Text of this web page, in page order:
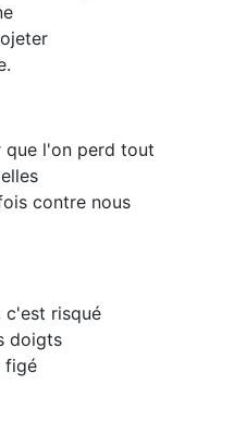
l'on perd tout
contre nous
c'est risqué
doigts
figé